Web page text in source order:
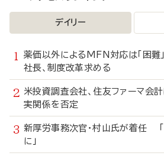
デイリー
薬価以外によるMFN対応は「困難
社長、制度改革求める
米投資調査会社、住友ファーマ
実関係を否定
新厚労事務次官・村山氏が着任
に」